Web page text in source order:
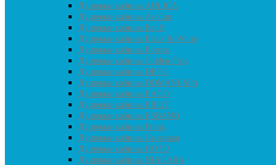
Душевые кабины AULICA
Душевые кабины AvaCan
Душевые кабины Banff
Душевые кабины Black & White
Душевые кабины Borneo
Душевые кабины Colden Frog
Душевые кабины DETO
Душевые кабины DOMANI-SPA
Душевые кабины EAGO
Душевые кабины ERLIT
Душевые кабины ESBANO
Душевые кабины Frank
Душевые кабины Grossman
Душевые кабины HOTO
Душевые кабины NIAGARA